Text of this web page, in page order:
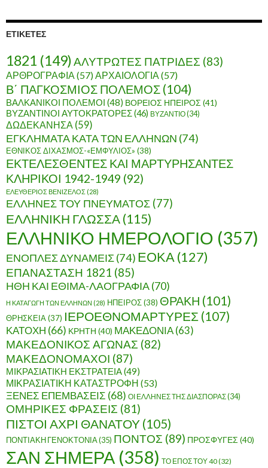
ο
ΕΤΙΚΈΤΕΣ
1821 (149) ΑΛΥΤΡΩΤΕΣ ΠΑΤΡΙΔΕΣ (83)
ΑΡΘΡΟΓΡΑΦΙΑ (57) ΑΡΧΑΙΟΛΟΓΙΑ (57)
Β΄ ΠΑΓΚΟΣΜΙΟΣ ΠΟΛΕΜΟΣ (104)
ΒΑΛΚΑΝΙΚΟΙ ΠΟΛΕΜΟΙ (48) ΒΟΡΕΙΟΣ ΗΠΕΙΡΟΣ (41)
ΒΥΖΑΝΤΙΝΟΙ ΑΥΤΟΚΡΑΤΟΡΕΣ(46) ΒΥΖΑΝΤΙΟ(34)
ΔΩΔΕΚΑΝΗΣΑ (59)
ΕΓΚΛΗΜΑΤΑ ΚΑΤΑ ΤΩΝ ΕΛΛΗΝΩΝ (74)
ΕΘΝΙΚΟΣ ΔΙΧΑΣΜΟΣ-«ΕΜΦΥΛΙΟΣ» (38)
ΕΚΤΕΛΕΣΘΕΝΤΕΣ ΚΑΙ ΜΑΡΤΥΡΗΣΑΝΤΕΣ
ΚΛΗΡΙΚΟΙ 1942-1949 (92)
ΕΛΕΥΘΕΡΙΟΣ ΒΕΝΙΖΕΛΟΣ (28)
ΕΛΛΗΝΕΣ ΤΟΥ ΠΝΕΥΜΑΤΟΣ (77)
ΕΛΛΗΝΙΚΗ ΓΛΩΣΣΑ (115)
ΕΛΛΗΝΙΚΟ ΗΜΕΡΟΛΟΓΙΟ (357)
ΕΝΟΠΛΕΣ ΔΥΝΑΜΕΙΣ(74) ΕΟΚΑ (127)
ΕΠΑΝΑΣΤΑΣΗ 1821 (85)
ΗΘΗ ΚΑΙ ΕΘΙΜΑ-ΛΑΟΓΡΑΦΙΑ(70)
Η ΚΑΤΑΓΩΓΗ ΤΩΝ ΕΛΛΗΝΩΝ (28) ΗΠΕΙΡΟΣ(38) ΘΡΑΚΗ (101)
ΘΡΗΣΚΕΙΑ(37) ΙΕΡΟΕΘΝΟΜΑΡΤΥΡΕΣ (107)
ΚΑΤΟΧΗ (66) ΚΡΗΤΗ (40) ΜΑΚΕΔΟΝΙΑ(63)
ΜΑΚΕΔΟΝΙΚΟΣ ΑΓΩΝΑΣ (82)
ΜΑΚΕΔΟΝΟΜΑΧΟΙ (87)
ΜΙΚΡΑΣΙΑΤΙΚΗ ΕΚΣΤΡΑΤΕΙΑ (49)
ΜΙΚΡΑΣΙΑΤΙΚΗ ΚΑΤΑΣΤΡΟΦΗ (53)
ΞΕΝΕΣ ΕΠΕΜΒΑΣΕΙΣ (68) ΟΙ ΕΛΛΗΝΕΣ ΤΗΣ ΔΙΑΣΠΟΡΑΣ(34)
ΟΜΗΡΙΚΕΣ ΦΡΑΣΕΙΣ (81)
ΠΙΣΤΟΙ ΑΧΡΙ ΘΑΝΑΤΟΥ (105)
ΠΟΝΤΙΑΚΗ ΓΕΝΟΚΤΟΝΙΑ(35) ΠΟΝΤΟΣ (89) ΠΡΟΣΦΥΓΕΣ (40)
ΣΑΝ ΣΗΜΕΡΑ (358) ΤΟ ΕΠΟΣ ΤΟΥ 40(32)